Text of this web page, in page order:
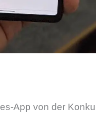
App von der